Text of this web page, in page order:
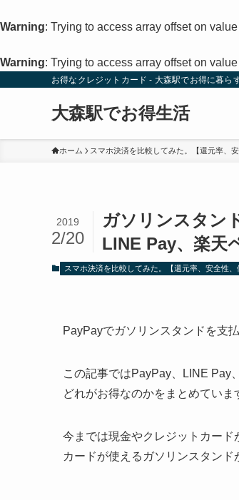
Warning: Trying to access array offset on
Warning: Trying to access array offset on
お得なクレジットカード - 大森駅でお得に暮ら
大森駅でお得生活
ホーム スマホ決済を比較してみた。【還元率、安
ガソリンスタン
LINE Pay、楽天
2019
2/20
スマホ決済を比較してみた。【還元率、安全性、
PayPayでガソリンスタンドを支
この記事ではPayPay、LINE Pay
どれがお得なのかをまとめていま
今までは現金やクレジットカー
カードが使えるガソリンスタンド